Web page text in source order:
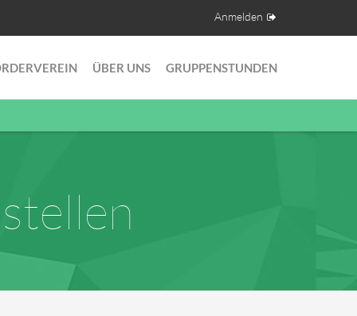
Anmelden
ÜBER UNS GRUPPENSTUNDEN